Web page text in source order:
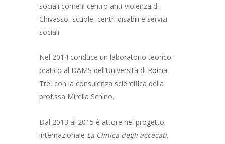
sociali come il centro anti-violenza di
Chivasso, scuole, centri disabili e servizi
sociali.
Nel 2014 conduce un laboratorio teorico-
pratico al DAMS dell’Università di Roma
Tre, con la consulenza scientifica della
prof.ssa Mirella Schino.
Dal 2013 al 2015 è attore nel progetto
internazionale La Clinica degli accecati,